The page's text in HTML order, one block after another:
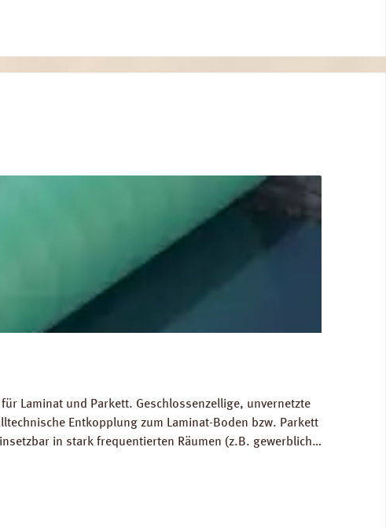
Laminat und Parkett. Geschlossenzellige, unvernetzte
Entkopplung zum Laminat-Boden bzw. Parkett
in stark frequentierten Räumen (z.B. gewerblich
Ausgleich von Bodenunebenheiten bis zu 1 mm.